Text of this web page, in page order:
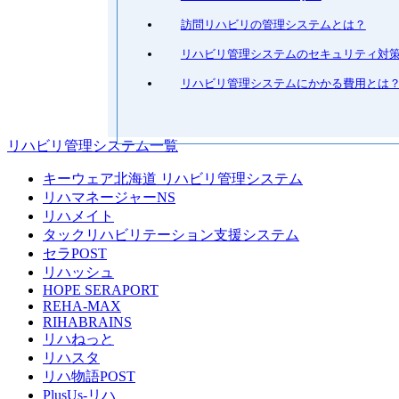
訪問リハビリの管理システムとは？
リハビリ管理システムのセキュリティ対
リハビリ管理システムにかかる費用とは？
リハビリ管理システム一覧
キーウェア北海道 リハビリ管理システム
リハマネージャーNS
リハメイト
タックリハビリテーション支援システム
セラPOST
リハッシュ
HOPE SERAPORT
REHA-MAX
RIHABRAINS
リハねっと
リハスタ
リハ物語POST
PlusUs-リハ